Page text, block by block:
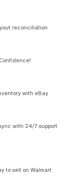
reconciliation
with eBay
with 24/7 support
to sell on Walmart